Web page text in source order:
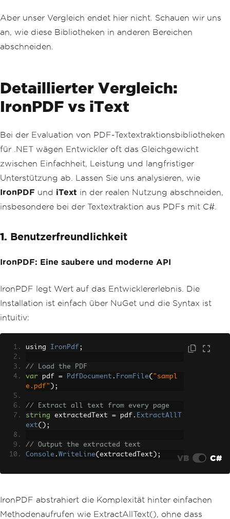
Aber unser Vergleich endet hier nicht. Schauen wir uns
an, wie diese Bibliotheken in anderen Bereichen
abschneiden.
Detaillierter Vergleich:
IronPDF vs iText
Bei der Evaluation von PDF-Textextraktionsbibliotheken
für .NET wägen Entwickler oft das Gleichgewicht
zwischen Einfachheit, Leistung und langfristiger
Unterstützung ab. Lassen Sie uns analysieren, wie
IronPDF und iText in der realen Nutzung abschneiden,
insbesondere bei der Textextraktion aus PDFs mit C#.
1. Benutzerfreundlichkeit
IronPDF: Eine saubere und moderne API
IronPDF legt Wert auf das Entwicklererlebnis. Die
Installation ist einfach über NuGet und die Syntax ist
intuitiv:
using IronPdf ;
// Load the PDF
var pdf = PdfDocument . FromFile( "sampl
e.pdf" );
// Extract all text from every page
string extractedText = pdf . ExtractAllT
ext();
// Output the extracted text
Console . WriteLine( extractedText ); VB C#
IronPDF abstrahiert die Komplexität hinter einfachen
Methodenaufrufen wie ExtractAllText(), ohne dass